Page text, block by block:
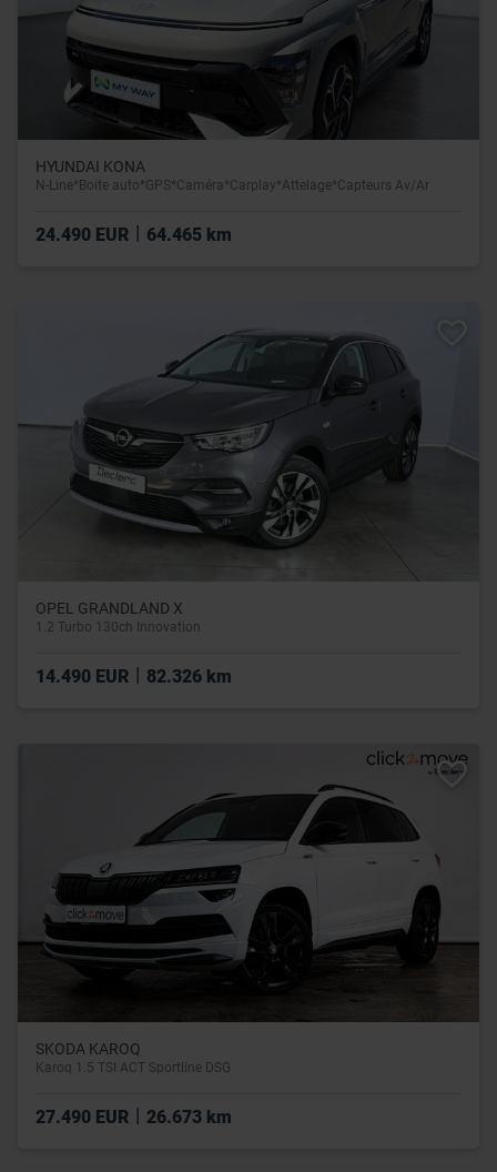
HYUNDAI KONA
N-Line*Boite auto*GPS*Caméra*Carplay*Attelage*Capteurs Av/Ar
24.490 EUR 64.465 km
OPEL GRANDLAND X
1.2 Turbo 130ch Innovation
14.490 EUR | 82.326 km
SKODA KAROQ
Karoq 1.5 TSI ACT Sportline DSG
27.490 EUR 26.673 km